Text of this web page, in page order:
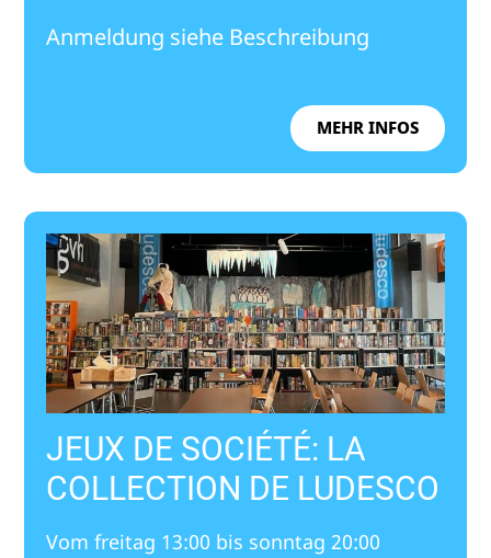
Anmeldung siehe Beschreibung
MEHR INFOS
JEUX DE SOCIÉTÉ: LA
COLLECTION DE LUDESCO
Vom freitag 13:00 bis sonntag 20:00